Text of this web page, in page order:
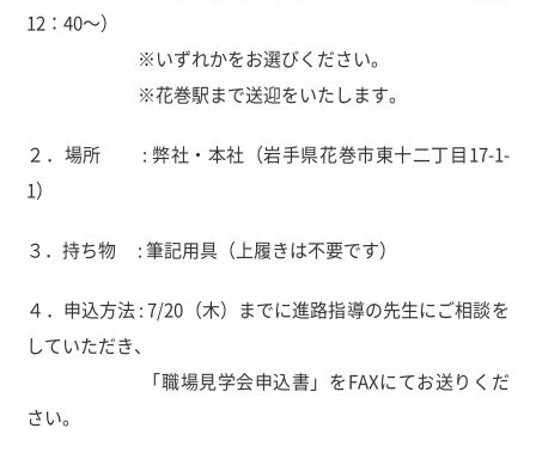
12：40～）
※いずれかをお選びください。
※花巻駅まで送迎をいたします。
２．場所 : 弊社・本社（岩手県花巻市東十二丁目17-1-
1）
３．持ち物 : 筆記用具（上履きは不要です）
４．申込方法 : 7/20（木）までに進路指導の先生にご相談を
していただき、
「職場見学会申込書」をFAXにてお送りくだ
さい。